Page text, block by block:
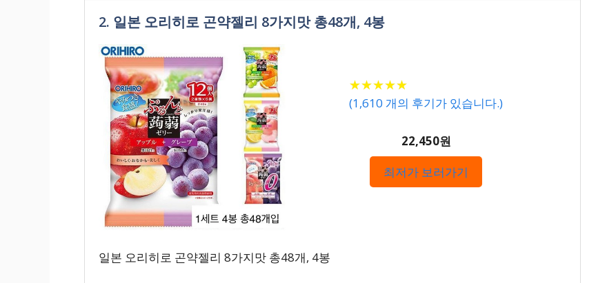
2. 일본 오리히로 곤약젤리 8가지맛 총48개, 4봉
★★★★★
★★★★★
(1,610 개의 후기가 있습니다.)
22,450원
최저가 보러가기
일본 오리히로 곤약젤리 8가지맛 총48개, 4봉